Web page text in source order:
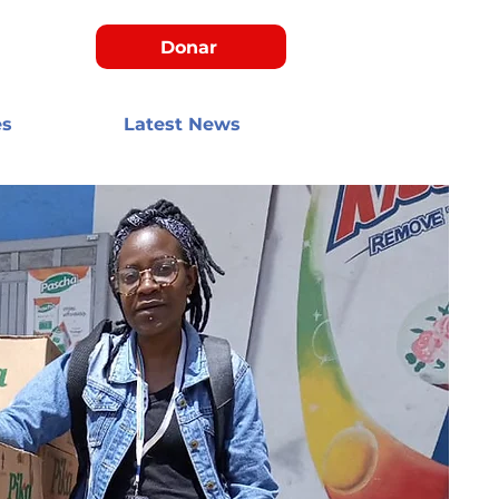
Donar
Latest News